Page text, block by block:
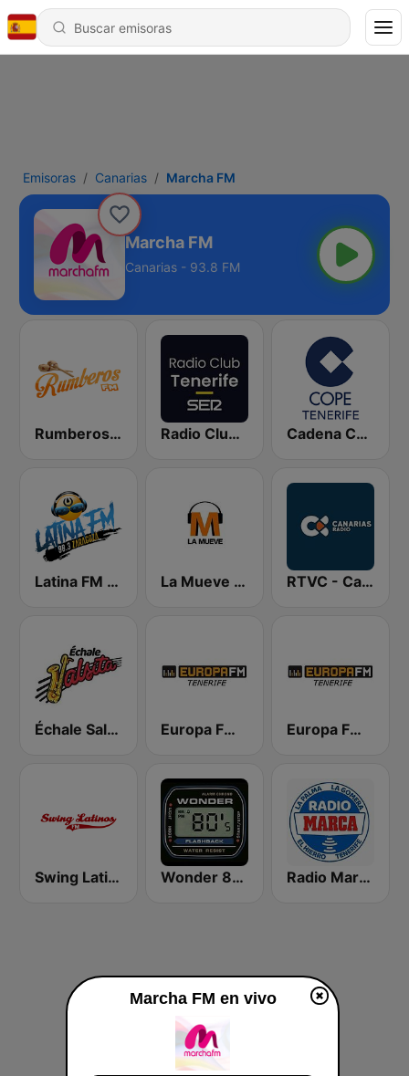
Emisoras Canarias Marcha FM
Marcha FM
Canarias - 93.8 FM
Rumberos FM Radio Club Tenerife SER Cadena COPE Tenerife
Latina FM Zaragoza La Mueve FM RTVC - Canarias Radio
Échale Salsita Europa FM Tenerife 104.7 FM Europa FM Tenerife 103.3
Swing Latino FM Wonder 80's Radio Marca Tenerife
Marcha FM en vivo